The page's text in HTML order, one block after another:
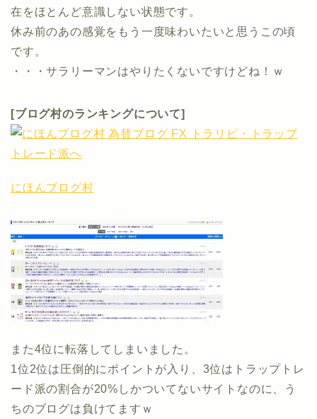
在をほとんど意識しない状態です。
休み前のあの感覚をもう一度味わいたいと思うこの頃
です。
・・・サラリーマンはやりたくないですけどね！ｗ
[ブログ村のランキングについて]
にほんブログ村
また4位に転落してしまいました。
1位2位は圧倒的にポイントが入り、3位はトラップトレ
ード派の割合が20%しかついてないサイトなのに、う
ちのブログは負けてますｗ